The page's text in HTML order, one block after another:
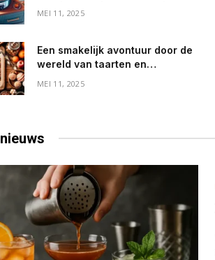
MEI 11, 2025
Een smakelijk avontuur door de
wereld van taarten en
MEI 11, 2025
nieuws